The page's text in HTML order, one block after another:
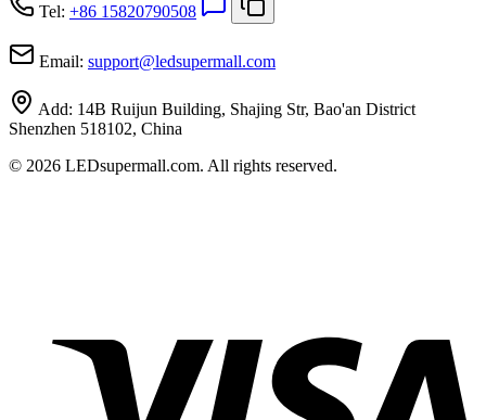
Tel: +86 15820790508
Email: support@ledsupermall.com
Add: 14B Ruijun Building, Shajing Str, Bao'an District
Shenzhen 518102, China
© 2026 LEDsupermall.com. All rights reserved.